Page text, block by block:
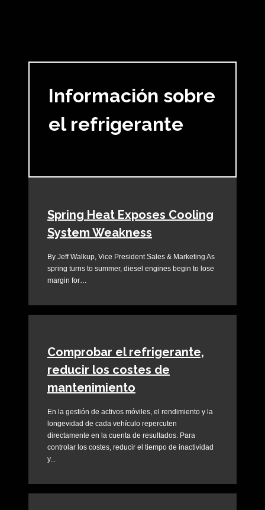
Información sobre
el refrigerante
Spring Heat Exposes Cooling
System Weakness
By Jeff Walkup, Vice President Sales & Marketing As
spring turns to summer, diesel engines begin to lose
margin for…
Comprobar el refrigerante,
reducir los costes de
mantenimiento
En la gestión de activos móviles, el rendimiento y la
longevidad de cada vehículo repercuten
directamente en la cuenta de resultados. Para
controlar los costes, reducir el tiempo de inactividad
y...